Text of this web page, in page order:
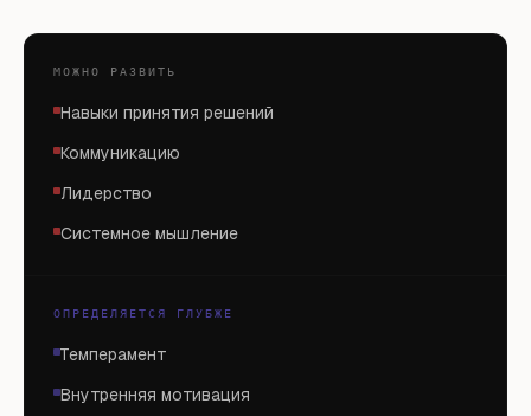
МОЖНО РАЗВИТЬ
Навыки принятия решений
Коммуникацию
Лидерство
Системное мышление
ОПРЕДЕЛЯЕТСЯ ГЛУБЖЕ
Темперамент
Внутренняя мотивация